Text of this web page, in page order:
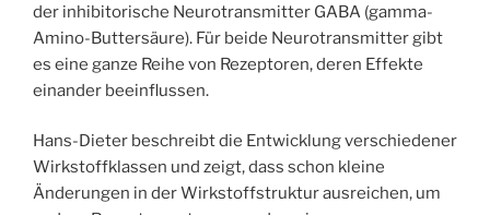
der inhibitorische Neurotransmitter GABA (gamma-
Amino-Buttersäure). Für beide Neurotransmitter gibt
es eine ganze Reihe von Rezeptoren, deren Effekte
einander beeinflussen.
Hans-Dieter beschreibt die Entwicklung verschiedener
Wirkstoffklassen und zeigt, dass schon kleine
Änderungen in der Wirkstoffstruktur ausreichen, um